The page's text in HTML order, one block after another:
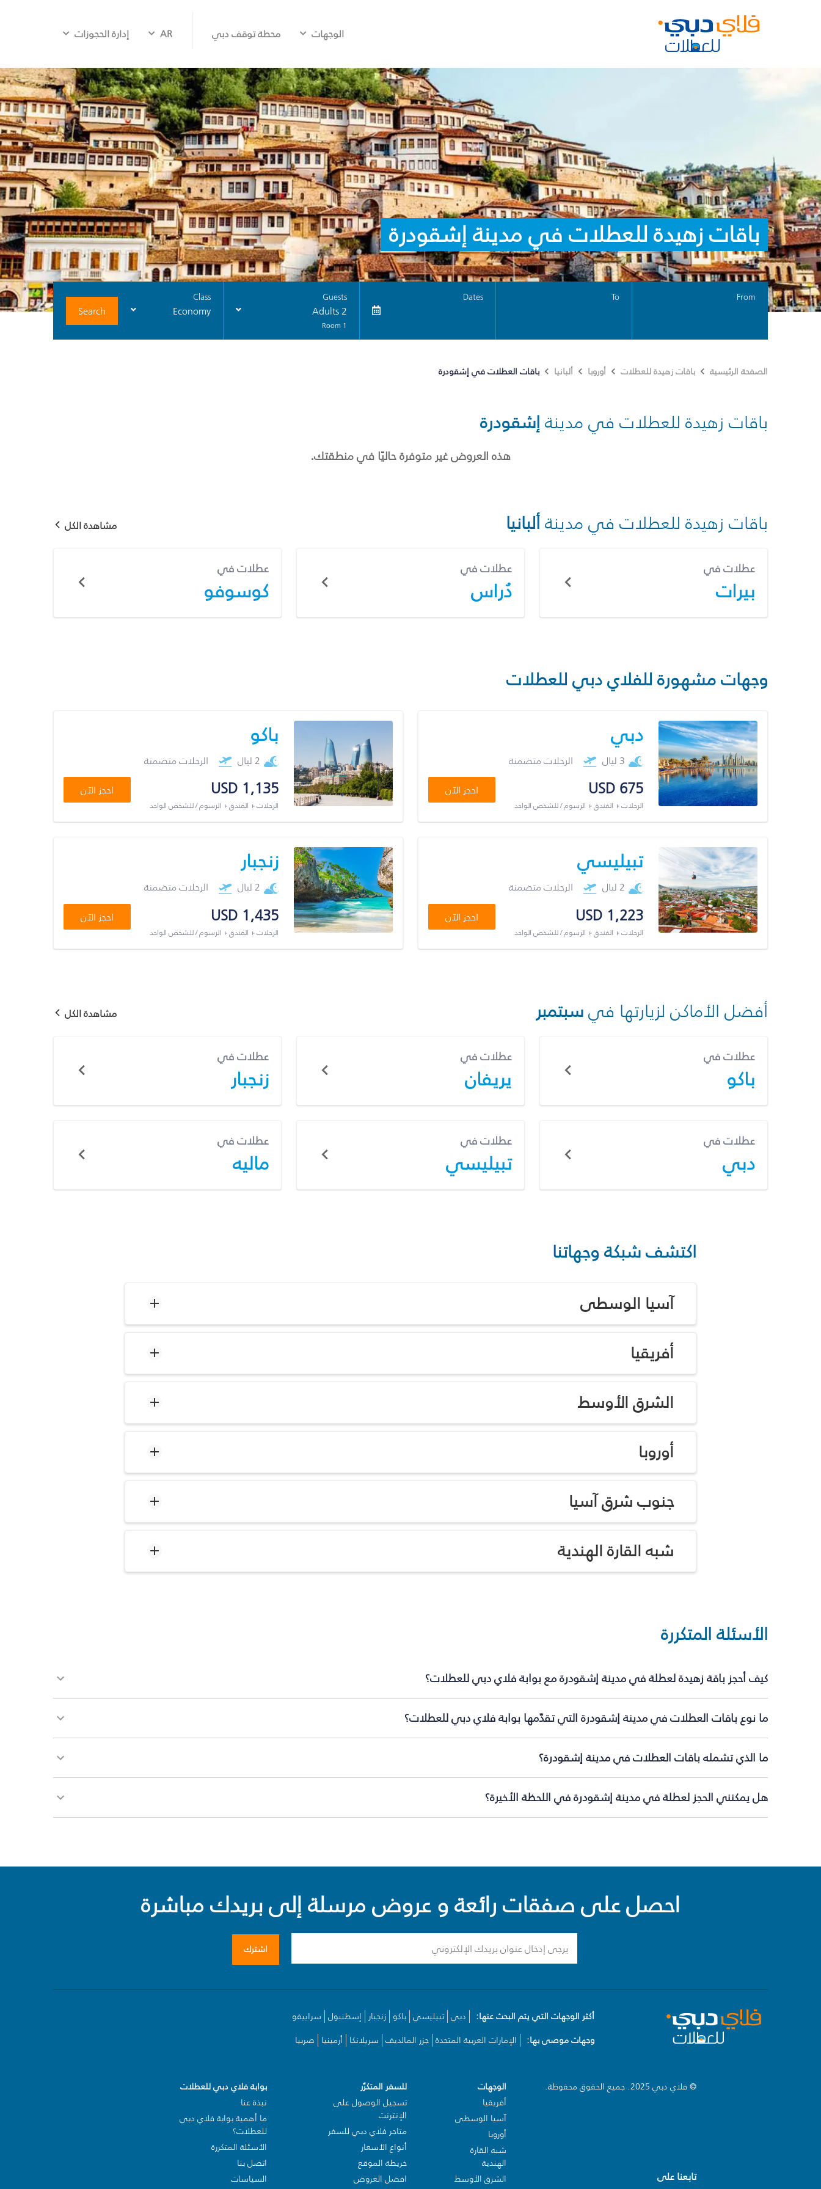
الوجهات محطة توقف دبي AR إدارة الحجوزات
باقات زهيدة للعطلات في مدينة إشقودرة
From
To
Dates
Guests
2 Adults
1 Room
Class
Economy
Search
الصفحة الرئيسية باقات زهيدة للعطلات أوروبا ألبانيا باقات العطلات في إشقودرة
باقات زهيدة للعطلات في مدينةإشقودرة
هذه العروض غير متوفرة حاليًا في منطقتك.
باقات زهيدة للعطلات في مدينةألبانيا مشاهدة الكل
عطلات في
بيرات
عطلات في
دُراس
عطلات في
كوسوفو
وجهات مشهورة للفلاي دبي للعطلات
دبي
3 ليال الرحلات متضمنة
USD 675
الرحلات + الفندق + الرسوم / للشخص الواحد
احجز الآن
باكو
2 ليال الرحلات متضمنة
USD 1,135
الرحلات + الفندق + الرسوم / للشخص الواحد
احجز الآن
تبيليسي
2 ليال الرحلات متضمنة
USD 1,223
الرحلات + الفندق + الرسوم / للشخص الواحد
احجز الآن
زنجبار
2 ليال الرحلات متضمنة
USD 1,435
الرحلات + الفندق + الرسوم / للشخص الواحد
احجز الآن
أفضل الأماكن لزيارتها فيسبتمبر مشاهدة الكل
عطلات في
باكو
عطلات في
يريفان
عطلات في
زنجبار
عطلات في
دبي
عطلات في
تبيليسي
عطلات في
ماليه
اكتشف شبكة وجهاتنا
آسيا الوسطى
أفريقيا
الشرق الأوسط
أوروبا
جنوب شرق آسيا
شبه القارة الهندية
الأسئلة المتكررة
كيف أحجز باقة زهيدة لعطلة في مدينة إشقودرة مع بوابة فلاي دبي للعطلات؟
ما نوع باقات العطلات في مدينة إشقودرة التي تقدّمها بوابة فلاي دبي للعطلات؟
ما الذي تشمله باقات العطلات في مدينة إشقودرة؟
هل يمكنني الحجز لعطلة في مدينة إشقودرة في اللحظة الأخيرة؟
احصل على صفقات رائعة و عروض مرسلة إلى بريدك مباشرة
اشترك
أكثر الوجهات التي يتم البحث عنها: دبي تبيليسي باكو زنجبار إسطنبول سراييفو
وجهات موصى بها:
الإمارات العربية المتحدة جزر المالديف سريلانكا أرمينيا صربيا
© فلاي دبي 2025. جميع الحقوق محفوظة.
تابعنا على
الوجهات
أفريقيا
آسيا الوسطى
أوروبا
شبه القارة
الهندية
الشرق الأوسط
للسفر المتكرّر
تسجيل الوصول على
الإنترنت
متاجر فلاي دبي للسفر
أنواع الأسعار
خريطة الموقع
افضل العروض
بوابة فلاي دبي للعطلات
نبذة عنا
ما أهمية بوابة فلاي دبي
للعطلات؟
الأسئلة المتكررة
اتصل بنا
السياسات